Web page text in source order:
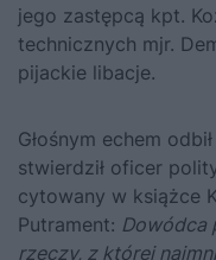
jego zastępcą kpt.
technicznych mjr.
pijackie libacje.
Głośnym echem
stwierdził oficer
cytowany w książce
Putrament: Dowódca
rzeczy, z której